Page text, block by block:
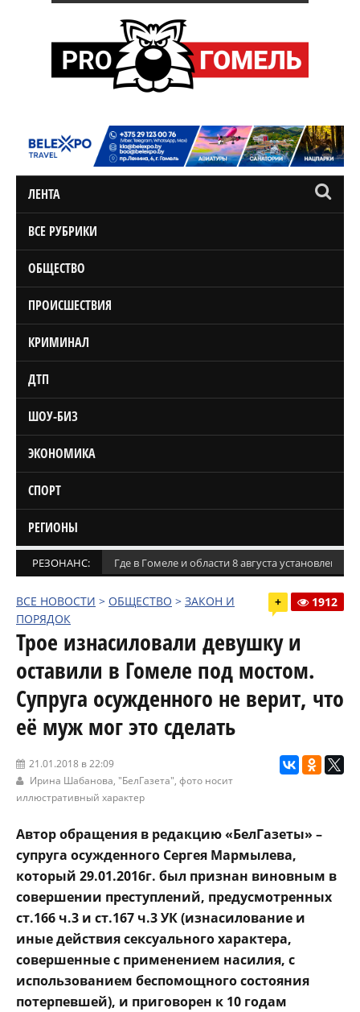
ЛЕНТА
ВСЕ РУБРИКИ
ОБЩЕСТВО
ПРОИСШЕСТВИЯ
КРИМИНАЛ
ДТП
ШОУ-БИЗ
ЭКОНОМИКА
СПОРТ
РЕГИОНЫ
РЕЗОНАНС: Где в Гомеле и области 8 августа установлены
ВСЕ НОВОСТИ > ОБЩЕСТВО > ЗАКОН И
ПОРЯДОК
+ 1912
Трое изнасиловали девушку и
оставили в Гомеле под мостом.
Супруга осужденного не верит, что
её муж мог это сделать
21.01.2018 в 22:09
Ирина Шабанова, "БелГазета", фото носит
иллюстративный характер
Aвтор обращения в редакцию «БелГазеты» –
супруга осужденного Сергея Мармылева,
который 29.01.2016г. был признан виновным в
совершении преступлений, предусмотренных
ст.166 ч.3 и ст.167 ч.3 УК (изнасилование и
иные действия сексуального характера,
совершенные с применением насилия, с
использованием беспомощного состояния
потерпевшей), и приговорен к 10 годам